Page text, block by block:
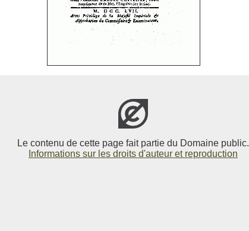
Le contenu de cette page fait partie du Domaine public.
Informations sur les droits d'auteur et reproduction